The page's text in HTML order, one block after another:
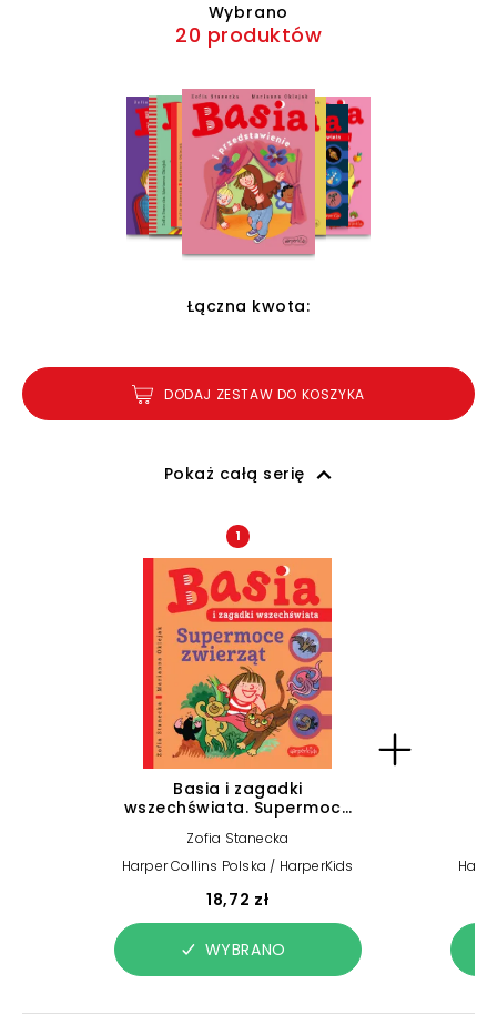
Wybrano
20 produktów
Łączna kwota:
DODAJ ZESTAW DO KOSZYKA
Pokaż całą serię
1
Basia i zagadki
wszechświata. Supermoce
Zofia Stanecka
Harper Collins Polska / HarperKids
18,72 zł
WYBRANO